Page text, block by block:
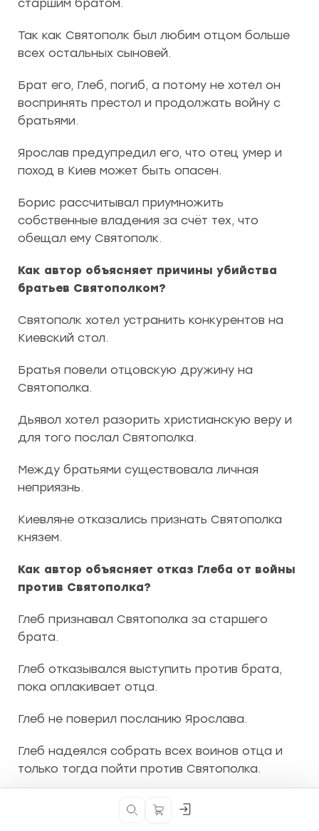
Кнопка
Кнопка
старшим братом.
Так как Святополк был любим отцом больше
всех остальных сыновей.
Брат его, Глеб, погиб, а потому не хотел он
воспринять престол и продолжать войну с
братьями.
Ярослав предупредил его, что отец умер и
поход в Киев может быть опасен.
Борис рассчитывал приумножить
собственные владения за счёт тех, что
обещал ему Святополк.
Как автор объясняет причины убийства
братьев Святополком?
Святополк хотел устранить конкурентов на
Киевский стол.
Братья повели отцовскую дружину на
Святополка.
Дьявол хотел разорить христианскую веру и
для того послал Святополка.
Между братьями существовала личная
неприязнь.
Киевляне отказались признать Святополка
князем.
Как автор объясняет отказ Глеба от войны
против Святополка?
Глеб признавал Святополка за старшего
брата.
Глеб отказывался выступить против брата,
пока оплакивает отца.
Глеб не поверил посланию Ярослава.
Глеб надеялся собрать всех воинов отца и
только тогда пойти против Святополка.
Автор не приводит причин, побудивших Глеба
отказаться от войны со Святополком.